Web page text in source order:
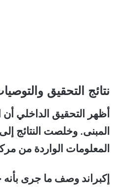
نتائج التحقيق
أظهر التحقيق الداخلي
المعلومات الواردة من
إكبراند وصف ما جرى بأنه